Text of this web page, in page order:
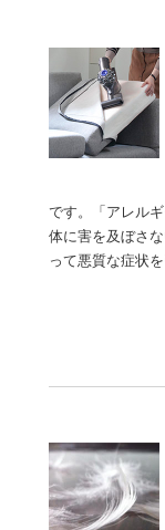
です。「アレル
体に害を及ぼさ
って悪質な症状